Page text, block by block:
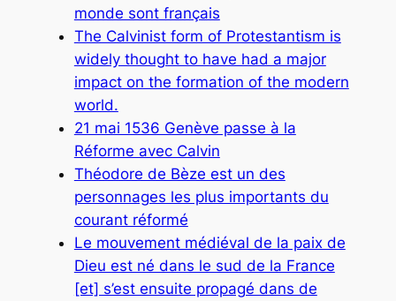
monde sont français
The Calvinist form of Protestantism is
widely thought to have had a major
impact on the formation of the modern
world.
21 mai 1536 Genève passe à la
Réforme avec Calvin
Théodore de Bèze est un des
personnages les plus importants du
courant réformé
Le mouvement médiéval de la paix de
Dieu est né dans le sud de la France
[et] s’est ensuite propagé dans de